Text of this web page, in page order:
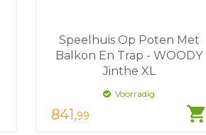
shopping_cart
Speelhuis Op Poten Met
Balkon En Trap - WOODY
Jinthe XL
Voorradig
841,99